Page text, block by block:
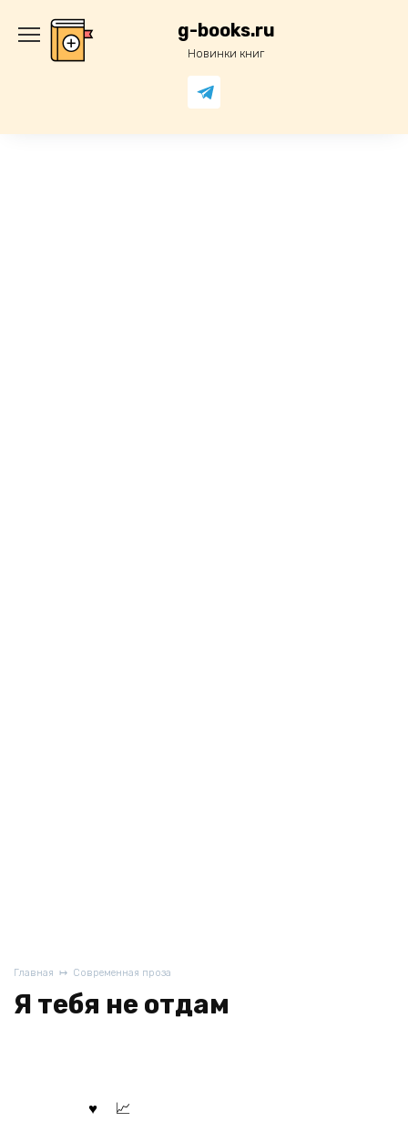
содержанию
g-books.ru
Новинки книг
Главная Современная проза
Я тебя не отдам